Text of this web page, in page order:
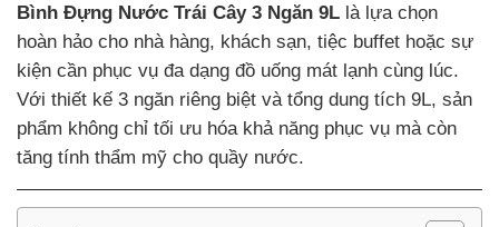
Bình Đựng Nước Trái Cây 3 Ngăn 9L là lựa chọn
hoàn hảo cho nhà hàng, khách sạn, tiệc buffet hoặc sự
kiện cần phục vụ đa dạng đồ uống mát lạnh cùng lúc.
Với thiết kế 3 ngăn riêng biệt và tổng dung tích 9L, sản
phẩm không chỉ tối ưu hóa khả năng phục vụ mà còn
tăng tính thẩm mỹ cho quầy nước.